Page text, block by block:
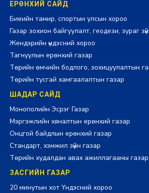
ЕРӨНХИЙ САЙД
Биеийн тамир, спортын улсын хороо
Газар зохион байгуулалт, геодези, зураг
Жендэрийн үндэсний хороо
Тагнуулын ерөнхий газар
Төрийн өмчийн бодлого, зохицуулалтын
Төрийн тусгай хамгаалалтын газар
ШАДАР САЙД
Монополийн Эсрэг Газар
Мэргэжлийн хяналтын ерөнхий газар
Онцгой байдлын ерөнхий газар
Стандарт, хэмжил зүйн газар
Төрийн худалдан авах ажиллагааны газар
ЗАСГИЙН ГАЗАР
20 минутын хот Үндэсний хороо